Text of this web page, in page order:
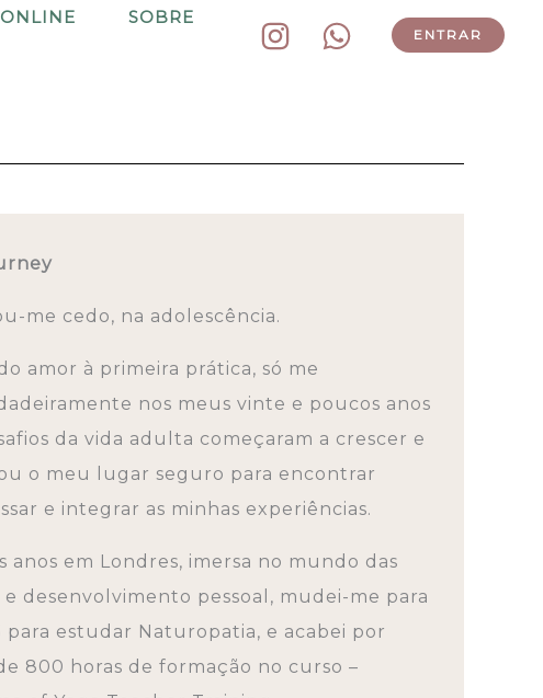
SOBRE
ENTRAR
me cedo, na adolescência.
amor à primeira prática, só me
nos meus vinte e poucos anos
da vida adulta começaram a crescer e
o meu lugar seguro para encontrar
e integrar as minhas experiências.
anos em Londres, imersa no mundo das
desenvolvimento pessoal, mudei-me para
para estudar Naturopatia, e acabei por
800 horas de formação no curso –